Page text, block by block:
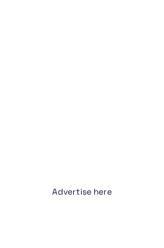
Advertise here